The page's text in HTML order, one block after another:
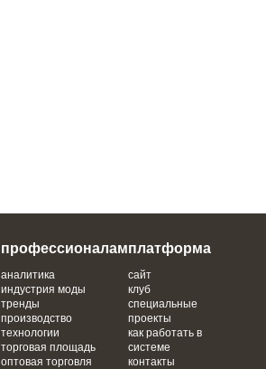
профессионалам
аналитика
индустрия моды
тренды
производство
технологии
торговая площадь
оптовая торговля
платформа
сайт
клуб
специальные
проекты
как работать в
системе
контакты